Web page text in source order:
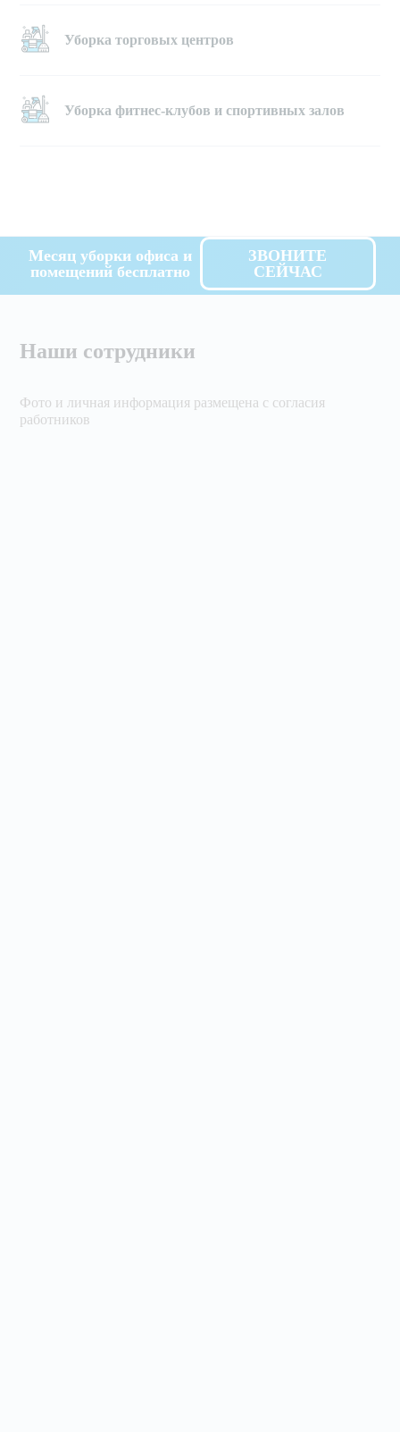
Уборка торговых центров
Уборка фитнес-клубов и спортивных залов
Месяц уборки офиса и
помещений бесплатно
ЗВОНИТЕ
СЕЙЧАС
Наши сотрудники
Фото и личная информация размещена с согласия
работников